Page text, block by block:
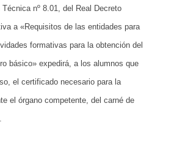
nº 8.01, del Real Decreto
a «Requisitos de las entidades para
formativas para la obtención del
básico» expedirá, a los alumnos que
el certificado necesario para la
el órgano competente, del carné de